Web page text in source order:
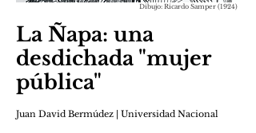
Dibujo: Ricardo Samper (1924)
La Ñapa: una
desdichada "mujer
pública"
Juan David Bermúdez | Universidad Nacional